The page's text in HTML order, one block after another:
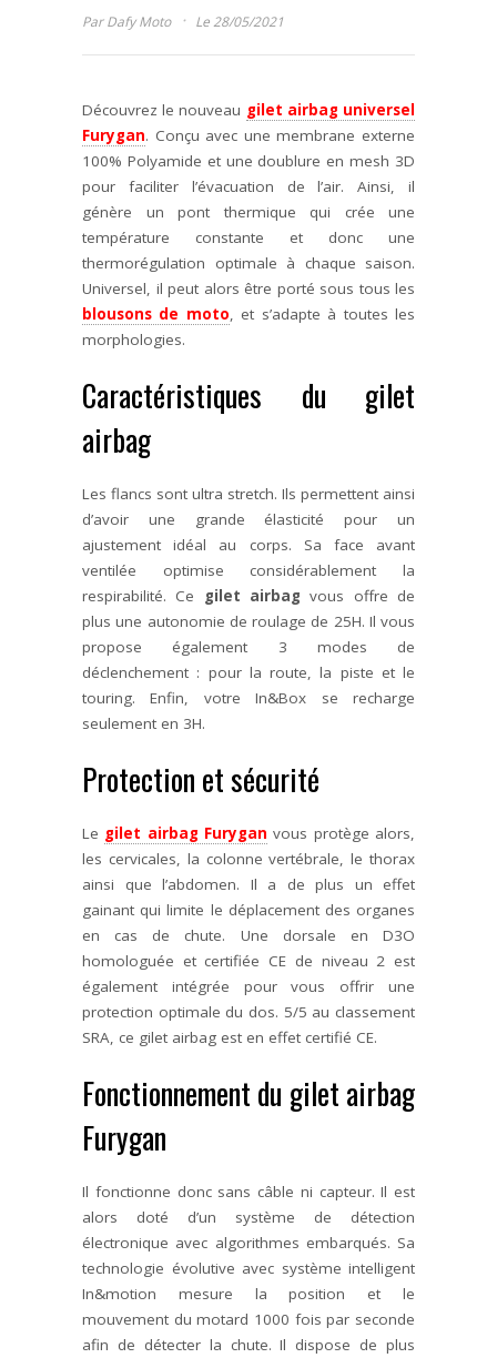
ParDafy Moto · Le 28/05/2021
Découvrez le nouveau gilet airbag universel
Furygan. Conçu avec une membrane externe
100% Polyamide et une doublure en mesh 3D
pour faciliter l’évacuation de l’air. Ainsi, il
génère un pont thermique qui crée une
température constante et donc une
thermorégulation optimale à chaque saison.
Universel, il peut alors être porté sous tous les
blousons de moto, et s’adapte à toutes les
morphologies.
Caractéristiques du gilet
airbag
Les flancs sont ultra stretch. Ils permettent ainsi
d’avoir une grande élasticité pour un
ajustement idéal au corps. Sa face avant
ventilée optimise considérablement la
respirabilité. Ce
gilet airbag vous offre de
plus une autonomie de roulage de 25H. Il vous
propose également 3 modes de
déclenchement : pour la route, la piste et le
touring. Enfin, votre In&Box se recharge
seulement en 3H.
Protection et sécurité
Le gilet airbag Furygan vous protège alors,
les cervicales, la colonne vertébrale, le thorax
ainsi que l’abdomen. Il a de plus un effet
gainant qui limite le déplacement des organes
en cas de chute. Une dorsale en D3O
homologuée et certifiée CE de niveau 2 est
également intégrée pour vous offrir une
protection optimale du dos. 5/5 au classement
SRA, ce gilet airbag est en effet certifié CE.
Fonctionnement du gilet airbag
Furygan
Il fonctionne donc sans câble ni capteur. Il est
alors doté d’un système de détection
électronique avec algorithmes embarqués. Sa
technologie évolutive avec système intelligent
In&motion mesure la position et le
mouvement du motard 1000 fois par seconde
afin de détecter la chute. Il dispose de plus